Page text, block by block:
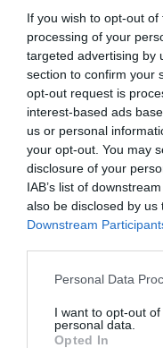
If you wish to opt-out
processing of your
targeted advertising by
section to confirm your
opt-out request is
interest-based ads
us or personal
your opt-out. You may
disclosure of your
IAB’s list of
also be disclosed by
Downstream
Personal Data
I want to opt-out
personal data.
Opted In
Los
acertados
Eulogio López
LA
Cuando
al rey
Javier
Primarias
icono
Biden